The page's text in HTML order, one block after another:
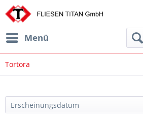
Menü
Tortora